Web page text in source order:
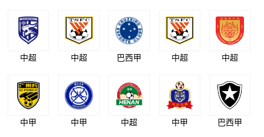
中超 中超 巴西甲 中超 中超
中甲 中甲 中超 中甲 巴西甲